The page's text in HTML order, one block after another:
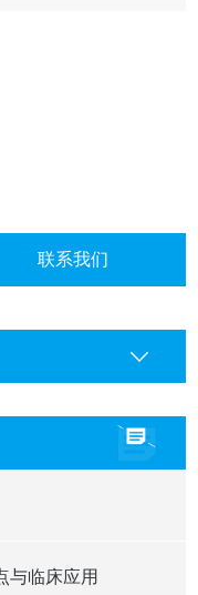
导管接触性溶栓治疗
联系我们
与临床应用